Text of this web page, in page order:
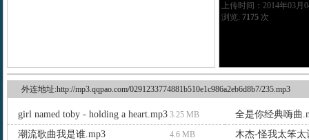
上传时间：2014年03月
浏览: 7175次
外连地址:http://mp3.qqpao.com/0291233774881b510e1c986a2eb6d8b7/235.mp3
girl named toby - holding a heart.mp3 3.25 MB
全是你经典嗨曲
潮流歌曲我是谁.mp3
4.6 MB
木杰-怪我太笨太